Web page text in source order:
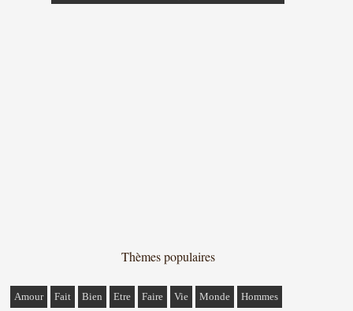
Thèmes populaires
Amour Fait Bien Etre Faire Vie Monde Hommes